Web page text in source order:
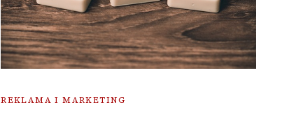
REKLAMA I MARKETING